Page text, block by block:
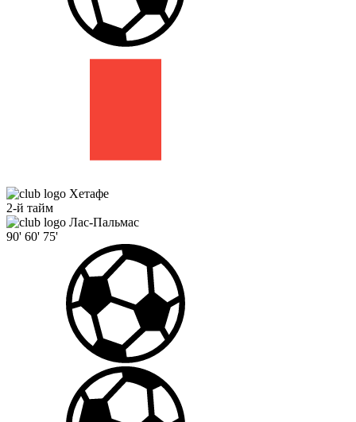
Хетафе
2-й тайм
Лас-Пальмас
90' 60' 75'